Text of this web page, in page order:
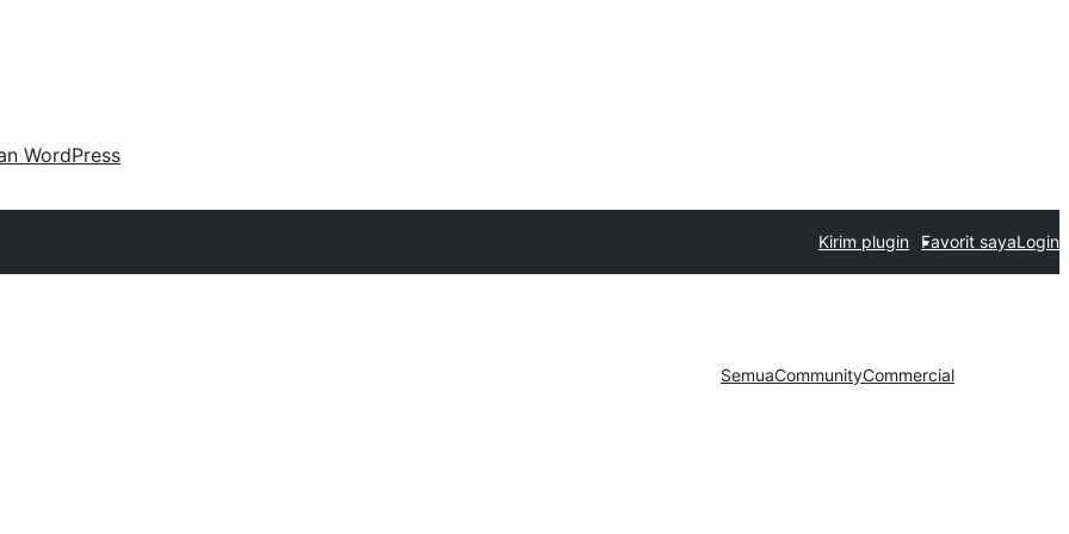
WordPress
Kirim plugin Favorit sayaLogin
SemuaCommunityCommercial